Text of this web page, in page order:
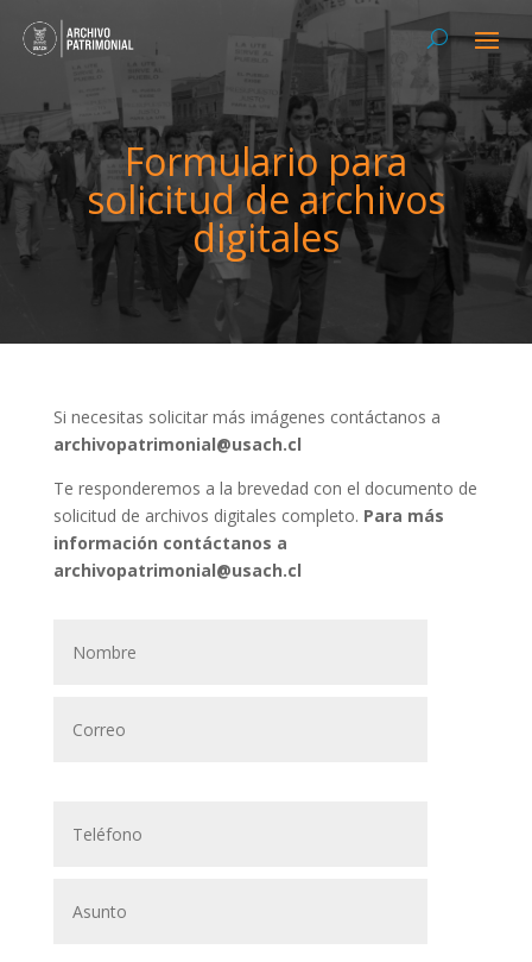
Formulario para
solicitud de archivos
digitales
Si necesitas solicitar más imágenes contáctanos a
archivopatrimonial@usach.cl
Te responderemos a la brevedad con el documento de
solicitud de archivos digitales completo. Para más
información contáctanos a
archivopatrimonial@usach.cl